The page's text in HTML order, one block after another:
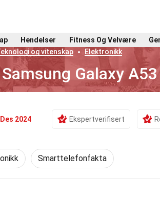
Hendelser Fitness Og Velvære
og vitenskap Elektronikk
Galaxy
2024 Ekspertverifisert
Smarttelefonfakta